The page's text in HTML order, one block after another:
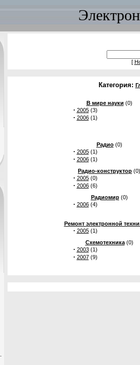
[
Категория:
В мире науки (0)
· 2005(3)
· 2006(1)
Радио(0)
· 2005(1)
· 2006(1)
Радио-конструктор
· 2005(0)
· 2006(6)
Радиомир(0)
· 2006(4)
Ремонт электронной
· 2005(1)
Схемотехника(0)
· 2003(1)
· 2007(9)